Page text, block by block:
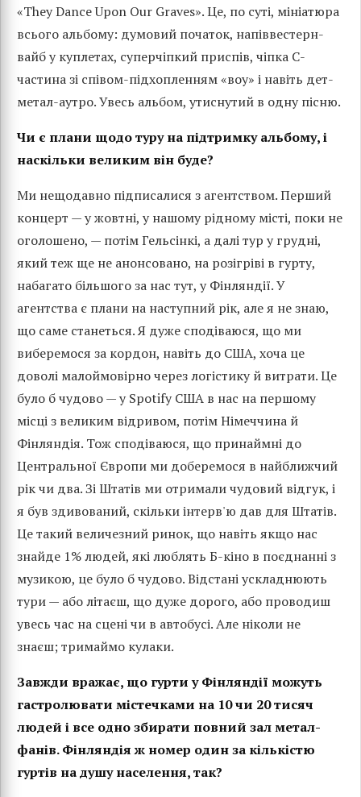
«They Dance Upon Our Graves». Це, по суті, мініатюра
всього альбому: думовий початок, напіввестерн-
вайб у куплетах, суперчіпкий приспів, чіпка C-
частина зі співом-підхопленням «воу» і навіть дет-
метал-аутро. Увесь альбом, утиснутий в одну пісню.
Чи є плани щодо туру на підтримку альбому, і
наскільки великим він буде?
Ми нещодавно підписалися з агентством. Перший
концерт — у жовтні, у нашому рідному місті, поки не
оголошено, — потім Гельсінкі, а далі тур у грудні,
який теж ще не анонсовано, на розігріві в гурту,
набагато більшого за нас тут, у Фінляндії. У
агентства є плани на наступний рік, але я не знаю,
що саме станеться. Я дуже сподіваюся, що ми
виберемося за кордон, навіть до США, хоча це
доволі малоймовірно через логістику й витрати. Це
було б чудово — у Spotify США в нас на першому
місці з великим відривом, потім Німеччина й
Фінляндія. Тож сподіваюся, що принаймні до
Центральної Європи ми доберемося в найближчий
рік чи два. Зі Штатів ми отримали чудовий відгук, і
я був здивований, скільки інтерв'ю дав для Штатів.
Це такий величезний ринок, що навіть якщо нас
знайде 1% людей, які люблять Б-кіно в поєднанні з
музикою, це було б чудово. Відстані ускладнюють
тури — або літаєш, що дуже дорого, або проводиш
увесь час на сцені чи в автобусі. Але ніколи не
знаєш; тримаймо кулаки.
Завжди вражає, що гурти у Фінляндії можуть
гастролювати містечками на 10 чи 20 тисяч
людей і все одно збирати повний зал метал-
фанів. Фінляндія ж номер один за кількістю
гуртів на душу населення, так?